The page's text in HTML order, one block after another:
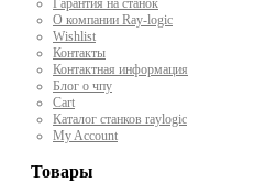
Гарантия на станок
О компании Ray-logic
Wishlist
Контакты
Контактная информация
Блог о чпу
Cart
Каталог станков raylogic
My Account
Товары